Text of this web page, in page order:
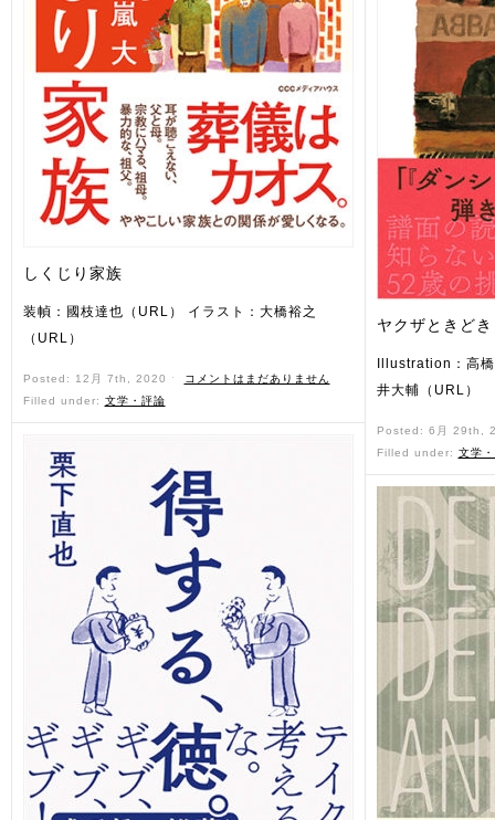
しくじり家族
装幀：國枝達也（URL） イラスト：大橋裕之
（URL）
Posted: 12月 7th, 2020 ˑ
コメントはまだありません
Filled under: 文学・評論
ヤクザときど
Illustration：高
井大輔（URL）
Posted: 6月 29th,
Filled under: 文学